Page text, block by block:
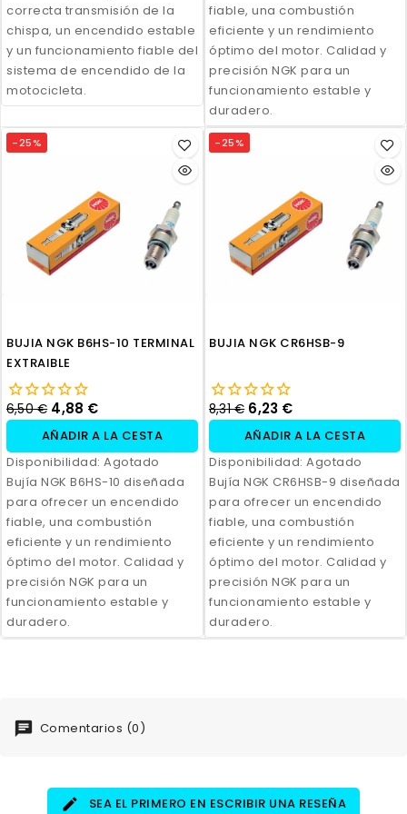
correcta transmisión de la
chispa, un encendido estable
y un funcionamiento fiable del
sistema de encendido de la
motocicleta.
fiable, una combustión
eficiente y un rendimiento
óptimo del motor. Calidad y
precisión NGK para un
funcionamiento estable y
duradero.
-25%
BUJIA NGK B6HS-10 TERMINAL
EXTRAIBLE
6,50 € 4,88 €
AÑADIR A LA CESTA
Disponibilidad: Agotado
Bujía NGK B6HS-10 diseñada
para ofrecer un encendido
fiable, una combustión
eficiente y un rendimiento
óptimo del motor. Calidad y
precisión NGK para un
funcionamiento estable y
duradero.
-25%
BUJIA NGK CR6HSB-9
8,31 € 6,23 €
AÑADIR A LA CESTA
Disponibilidad: Agotado
Bujía NGK CR6HSB-9 diseñada
para ofrecer un encendido
fiable, una combustión
eficiente y un rendimiento
óptimo del motor. Calidad y
precisión NGK para un
funcionamiento estable y
duradero.
Comentarios (0)
SEA EL PRIMERO EN ESCRIBIR UNA RESEÑA